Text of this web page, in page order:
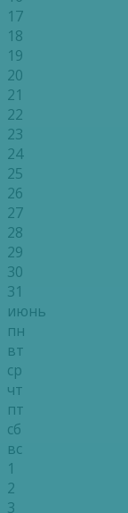
17
18
19
20
21
22
23
24
25
26
27
28
29
30
31
июнь
пн
вт
ср
чт
пт
сб
вс
1
2
3